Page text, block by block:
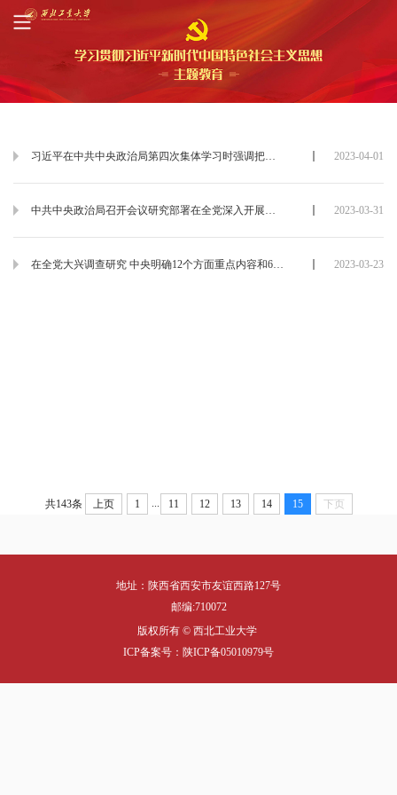
习近平在中共中央政治局第四次集体学习时强调把学习贯彻新时代中国特色社会主义思想不断引向深入 2023-04-01
中共中央政治局召开会议研究部署在全党深入开展学习贯彻习近平新时代中国特色社会主义思想主题教育工作 审议《领导干部报告个人有关事项规定》 中共中央总书记习近平主持会议 2023-03-31
在全党大兴调查研究 中央明确12个方面重点内容和6个步骤 2023-03-23
共143条 上页 1 ... 11 12 13 14 15 下页
地址：陕西省西安市友谊西路127号
邮编:710072
版权所有 © 西北工业大学
ICP备案号：陕ICP备05010979号